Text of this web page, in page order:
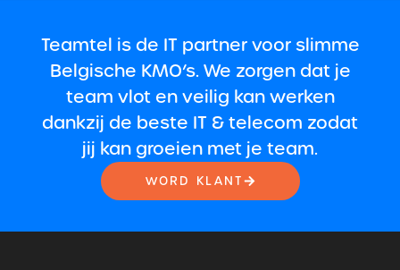
Teamtel is de IT partner voor slimme
Belgische KMO’s. We zorgen dat je
team vlot en veilig kan werken
dankzij de beste IT & telecom zodat
jij kan groeien met je team.
WORD KLANT